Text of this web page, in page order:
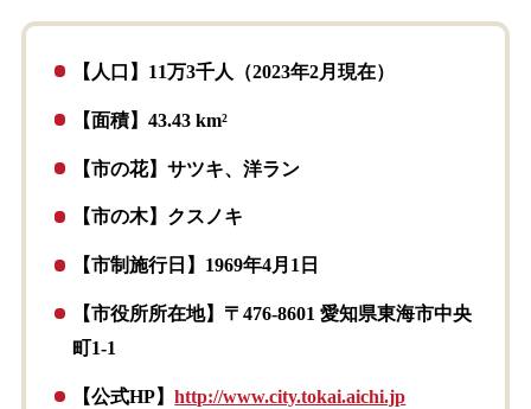
【人口】11万3千人（2023年2月現在）
【面積】43.43 km²
【市の花】サツキ、洋ラン
【市の木】クスノキ
【市制施行日】1969年4月1日
【市役所所在地】〒476-8601 愛知県東海市中央
町1-1
【公式HP】http://www.city.tokai.aichi.jp